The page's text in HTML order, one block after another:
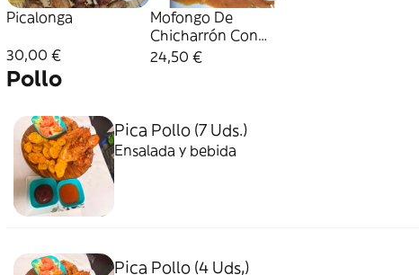
Picalonga
30,00 €
Mofongo De
Chicharrón Con
Plátano Macho Y
24,50 €
Pollo
Pica Pollo (7 Uds.)
Ensalada y bebida
Pica Pollo (4 Uds,)